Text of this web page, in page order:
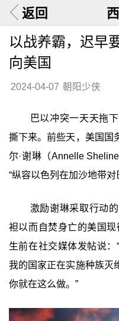
返回
以战养霸，迟早
向美国
2024-04-07 朝阳少侠
巴以冲突一天天拖
撕下来。前些天，美国国
尔·谢琳（Annelle
“纵容以色列在加沙地带对
激励谢琳采取行动
袒以而自焚身亡的美国
生前在社交媒体发帖说
我的国家正在实施种族灭
你就在这么做。”